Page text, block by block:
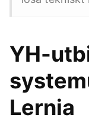
YH-
Lernia